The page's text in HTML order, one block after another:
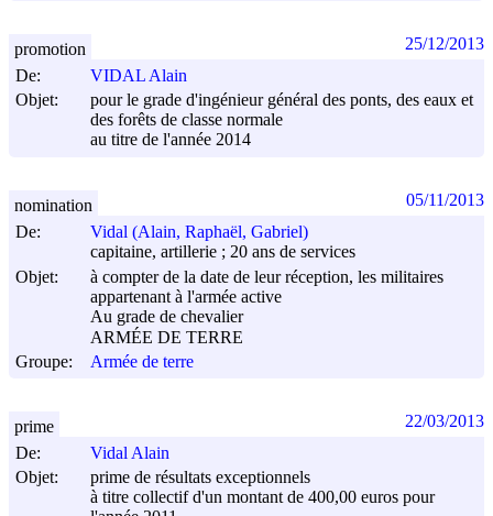
De:
VIDAL Alain
Objet:
pour le grade d'ingénieur général des ponts, des eaux et
des forêts de classe normale
au titre de l'année 2014
promotion 25/12/2013
De:
Vidal (Alain, Raphaël, Gabriel)
capitaine, artillerie ; 20 ans de services
Objet:
à compter de la date de leur réception, les militaires
appartenant à l'armée active
Au grade de chevalier
ARMÉE DE TERRE
Groupe:
Armée de terre
nomination 05/11/2013
De:
Vidal Alain
Objet:
prime de résultats exceptionnels
à titre collectif d'un montant de 400,00 euros pour
prime 22/03/2013